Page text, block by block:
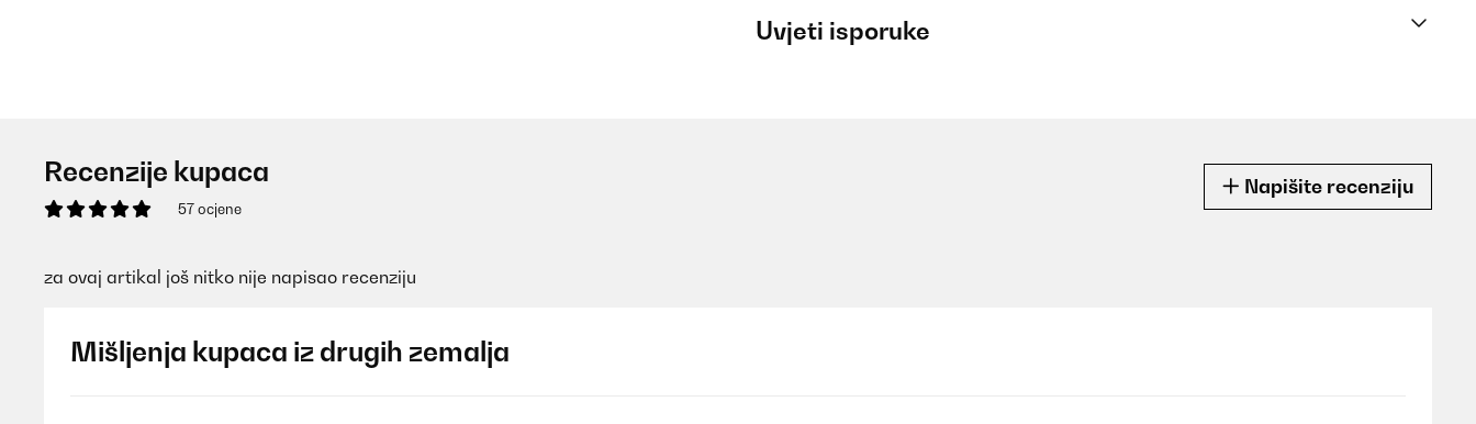
Uvjeti isporuke
Recenzije kupaca
57 ocjene
Napišite recenziju
za ovaj artikal još nitko nije napisao recenziju
Mišljenja kupaca iz drugih zemalja